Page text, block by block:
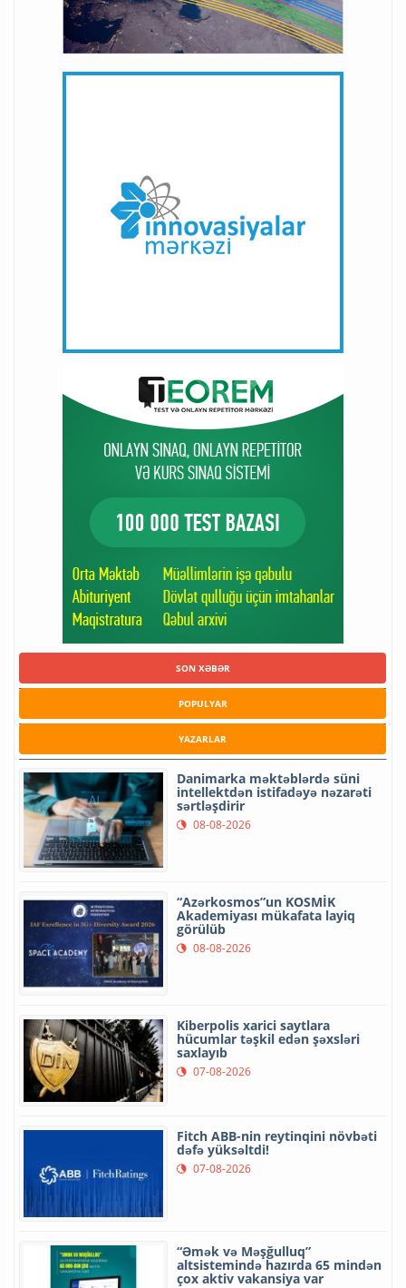
SON XƏBƏR
POPULYAR
YAZARLAR
Danimarka məktəblərdə süni
intellektdən istifadəyə nəzarəti
sərtləşdirir
08-08-2026
“Azərkosmos”un KOSMİK
Akademiyası mükafata layiq
görülüb
08-08-2026
Kiberpolis xarici saytlara
hücumlar təşkil edən şəxsləri
saxlayıb
07-08-2026
Fitch ABB-nin reytinqini növbəti
dəfə yüksəltdi!
07-08-2026
“Əmək və Məşğulluq”
altsistemində hazırda 65 mindən
çox aktiv vakansiya var